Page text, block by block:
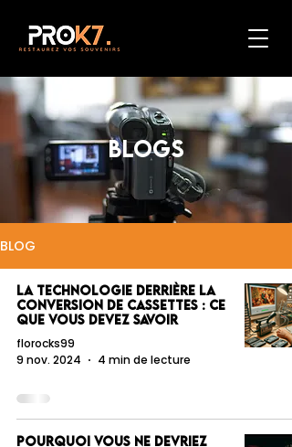
BLOGS
BLOG
La Technologie Derrière la
Conversion de Cassettes : Ce
que Vous Devez Savoir
florocks99
9 nov. 2024
4 min de lecture
Pourquoi vous ne devriez